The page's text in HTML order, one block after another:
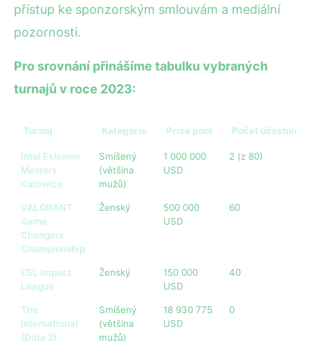
přístup ke sponzorským smlouvám a mediální
pozornosti.
Pro srovnání přinášíme tabulku vybraných
turnajů v roce 2023:
Turnaj Kategorie Prize pool Počet účastnic
Intel Extreme
Masters
Katowice
Smíšený
(většina
mužů)
1 000 000
USD
2 (z 80)
VALORANT
Game
Changers
Championship
Ženský
500 000
USD
60
ESL Impact
League
Ženský
150 000
USD
40
The
International
(Dota 2)
Smíšený
(většina
mužů)
18 930 775
USD
0